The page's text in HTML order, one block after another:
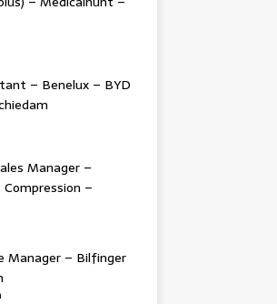
– Benelux – BYD
Manager –
–
Manager – Bilfinger